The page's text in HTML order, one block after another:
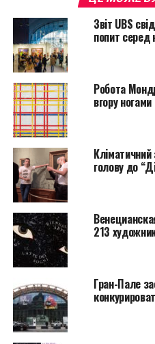
Для экспозиции
автора, выполненные в
и ассамбляжа. Для
характерна
отражение
наполнение плоскости.
необычные фигуры,
вещи в новые и
Звіт UBS
попит серед
Робота
вгору ногами
Кліматичний
голову до
213
Гран-Пале